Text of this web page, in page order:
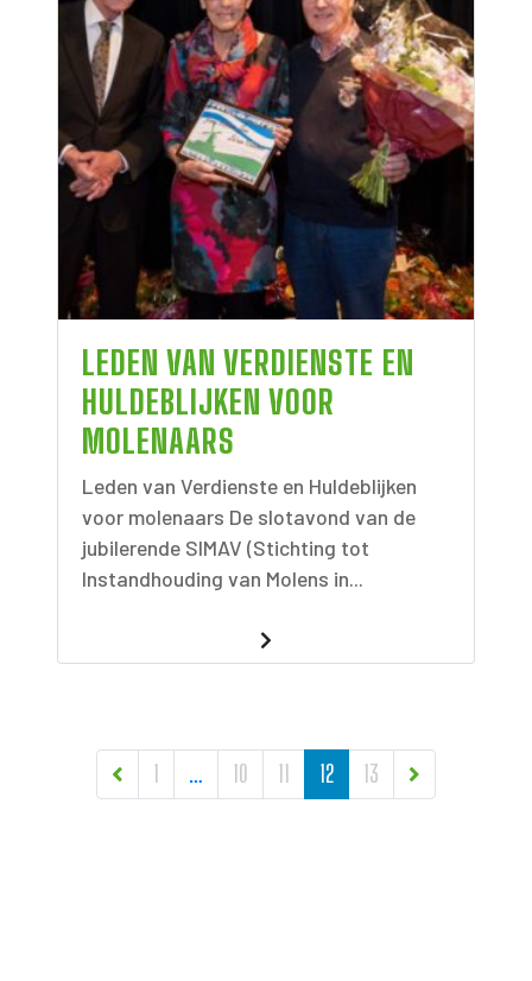
LEDEN VAN VERDIENSTE EN
HULDEBLIJKEN VOOR
MOLENAARS
Leden van Verdienste en Huldeblijken
voor molenaars De slotavond van de
jubilerende SIMAV (Stichting tot
Instandhouding van Molens in...
BERICHTEN NAVIGATIE
1 … 10 11 12 13